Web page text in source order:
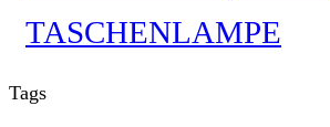
TASCHENLAMPE
Tags